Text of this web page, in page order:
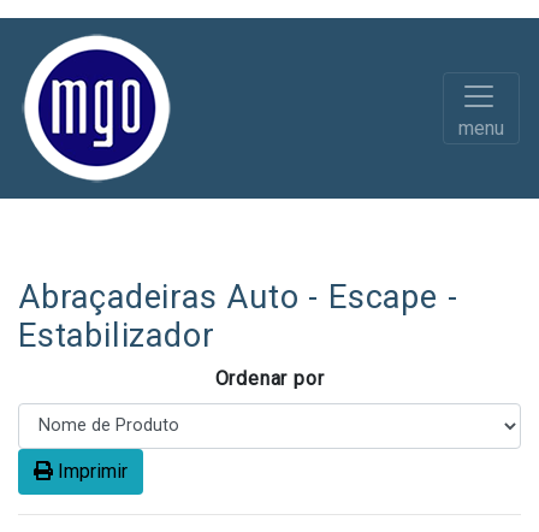
menu
Abraçadeiras Auto - Escape -
Estabilizador
Ordenar por
Imprimir